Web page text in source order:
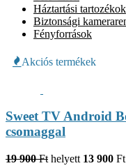
Háztartási tartozékok
Biztonsági
Fényforrások
Akciós termékek
Sweet TV Android
csomaggal
19 900 Ft helyett 13 900 Ft